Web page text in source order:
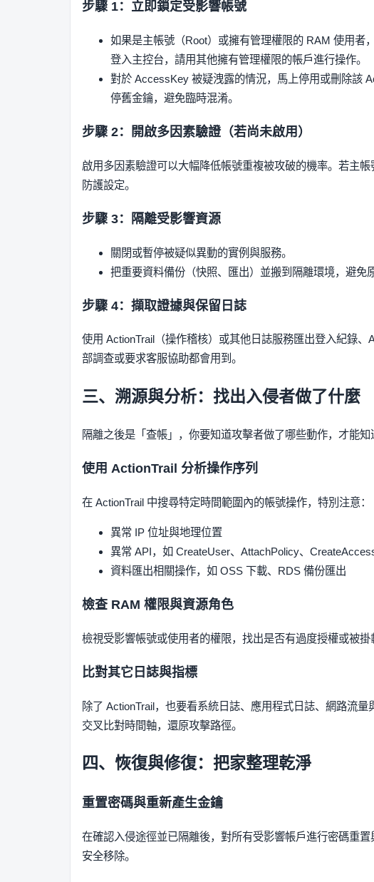
步驟 1：立即鎖定受影響帳號
如果是主帳號（Root）或擁有管理權限的 RAM 使用者
登入主控台，請用其他擁有管理權限的帳戶進行操作。
對於 AccessKey 被疑洩露的情況，馬上停用或刪除該
停舊金鑰，避免臨時混淆。
步驟 2：開啟多因素驗證（若尚未啟用）
啟用多因素驗證可以大幅降低帳號重複被攻破的機率。若主
防護設定。
步驟 3：隔離受影響資源
關閉或暫停被疑似異動的實例與服務。
把重要資料備份（快照、匯出）並搬到隔離環境，避免
步驟 4：擷取證據與保留日誌
使用 ActionTrail（操作稽核）或其他日誌服務匯出登入紀錄
部調查或要求客服協助都會用到。
三、溯源與分析：找出入侵者做了什麼
隔離之後是「查帳」，你要知道攻擊者做了哪些動作，才能知
使用 ActionTrail 分析操作序列
在 ActionTrail 中搜尋特定時間範圍內的帳號操作，特別注意：
異常 IP 位址與地理位置
異常 API，如 CreateUser、AttachPolicy、
資料匯出相關操作，如 OSS 下載、RDS 備份匯出
檢查 RAM 權限與資源角色
檢視受影響帳號或使用者的權限，找出是否有過度授權或被
比對其它日誌與指標
除了 ActionTrail，也要看系統日誌、應用程式日誌、網路流
交叉比對時間軸，還原攻擊路徑。
四、恢復與修復：把家整理乾淨
重置密碼與重新產生金鑰
在確認入侵途徑並已隔離後，對所有受影響帳戶進行密碼重
安全移除。